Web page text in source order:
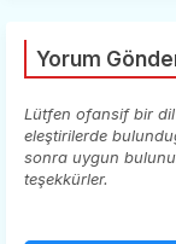
Yorum
Lütfen ofansif bir dil
eleştirilerde
sonra uygun
teşekkürler.